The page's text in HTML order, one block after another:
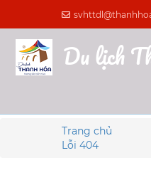
Du lịch
Trang chủ
Lỗi 404